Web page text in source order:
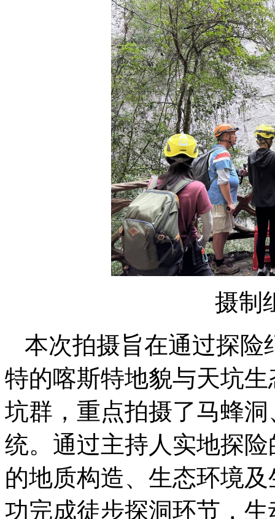
摄制
本次拍摄旨在通过探险
特的喀斯特地貌与天坑
坑群，重点拍摄了马蜂
统。通过主持人实地探
的地质构造、生态环境
功完成徒步探洞环节，